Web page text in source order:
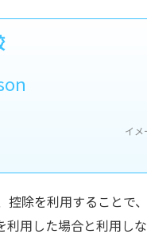
イ
控除を利用することで
利用した場合と利用し